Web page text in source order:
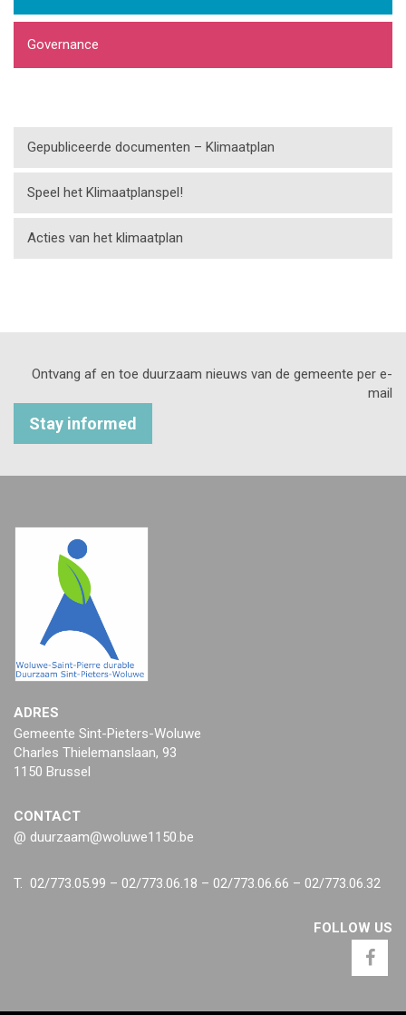
Governance
Gepubliceerde documenten – Klimaatplan
Speel het Klimaatplanspel!
Acties van het klimaatplan
Ontvang af en toe duurzaam nieuws van de gemeente per e-
mail
Stay informed
ADRES
Gemeente Sint-Pieters-Woluwe
Charles Thielemanslaan, 93
1150 Brussel
CONTACT
@ duurzaam@woluwe1150.be
T. 02/773.05.99 – 02/773.06.18 – 02/773.06.66 – 02/773.06.32
FOLLOW US